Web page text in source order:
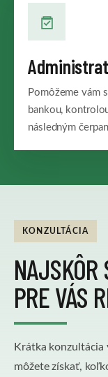
Pomôžeme vám
bankou,
následným
KONZULTÁCIA
NAJSKÔR
PRE VÁS
Krátka konzultácia
môžete získať,